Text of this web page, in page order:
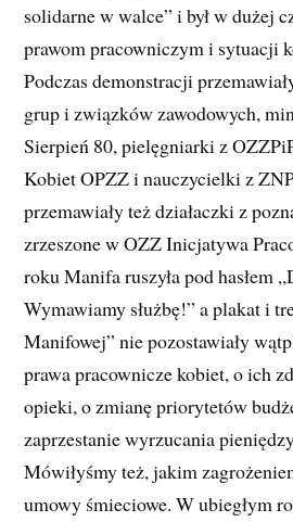
solidarne w walce” i był w dużej
prawom pracowniczym i sytuacji
Podczas demonstracji
grup i związków zawodowych,
Sierpień 80, pielęgniarki z
Kobiet OPZZ i nauczycielki z
przemawiały też działaczki z
zrzeszone w OZZ Inicjatywa
roku Manifa ruszyła pod hasłem
Wymawiamy służbę!” a plakat i
Manifowej” nie pozostawiały
prawa pracownicze kobiet, o ich
opieki, o zmianę priorytetów
zaprzestanie wyrzucania
Mówiłyśmy też, jakim
umowy śmieciowe. W ubiegłym